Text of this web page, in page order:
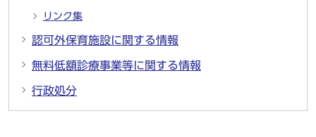
リンク集
認可外保育施設に関する情報
無料低額診療事業等に関する情報
行政処分